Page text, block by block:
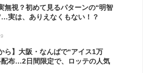
無視？初めて見るパターンの“明智
実は、ありえなくもない！？
ら】大阪・なんばで“アイス1万
配布…2日間限定で、ロッテの人気